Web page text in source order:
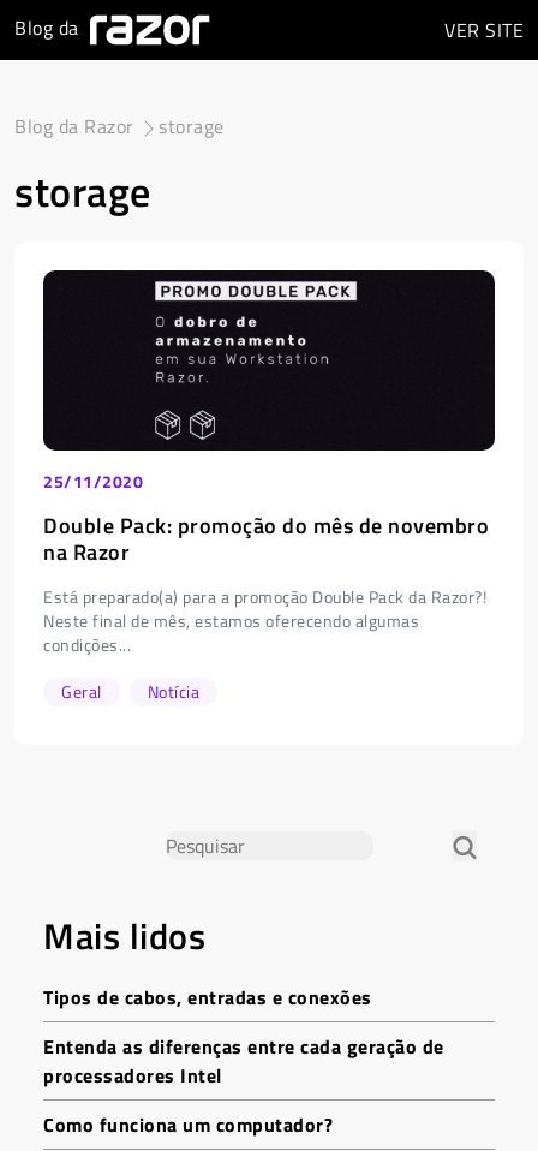
Blog da VER SITE
Blog da Razor storage
storage
25/11/2020
Double Pack: promoção do mês de novembro
na Razor
Está preparado(a) para a promoção Double Pack da Razor?!
Neste final de mês, estamos oferecendo algumas
condições...
Geral
Notícia
Mais lidos
Tipos de cabos, entradas e conexões
Entenda as diferenças entre cada geração de
processadores Intel
Como funciona um computador?